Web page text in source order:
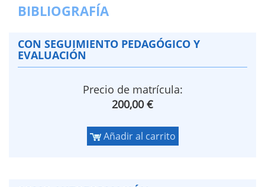
BIBLIOGRAFÍA
CON SEGUIMIENTO PEDAGÓGICO Y
EVALUACIÓN
Precio de matrícula:
200,00 €
Añadir al carrito